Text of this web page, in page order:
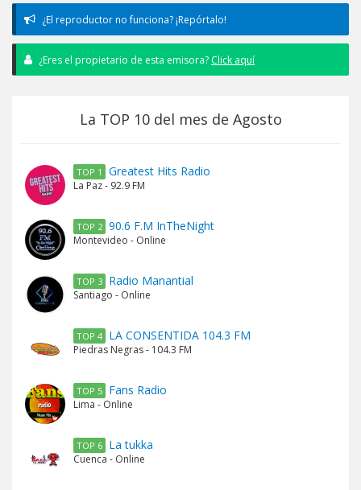
¿El reproductor no funciona? ¡Repórtalo!
¿Eres el propietario de esta emisora? Click aquí
La TOP 10 del mes de Agosto
TOP 1 Greatest Hits Radio
La Paz - 92.9 FM
TOP 2 90.6 F.M InTheNight
Montevideo - Online
TOP 3 Radio Manantial
Santiago - Online
TOP 4 LA CONSENTIDA 104.3 FM
Piedras Negras - 104.3 FM
TOP 5 Fans Radio
Lima - Online
TOP 6 La tukka
Cuenca - Online